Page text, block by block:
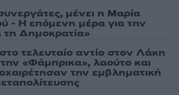
μένει η Μαρία
- Η επόμενη μέρα για την
τη Δημοκρατία»
τελευταίο αντίο στον Λάκη
«Φάμπρικα», λαούτο και
την εμβληματική